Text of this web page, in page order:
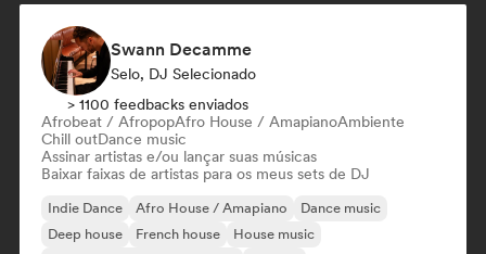
Swann Decamme
Selo, DJ Selecionado
> 1100 feedbacks enviados
Afrobeat / AfropopAfro House / AmapianoAmbiente
Chill outDance music
Assinar artistas e/ou lançar suas músicas
Baixar faixas de artistas para os meus sets de DJ
Indie Dance Afro House / Amapiano
Dance music
Deep house
French house
House music